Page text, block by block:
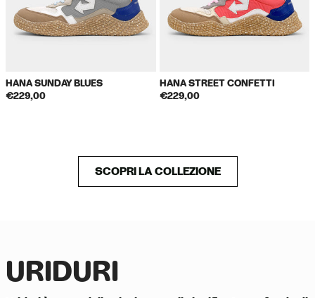
HANA SUNDAY BLUES
€229,00
HANA STREET CONFETTI
€229,00
SCOPRI LA COLLEZIONE
URIDURI